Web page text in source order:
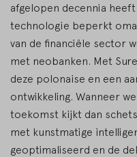
afgelopen decennia
technologie beperkt
van de financiële sector
met neobanken. Met
deze polonaise en een
ontwikkeling. Wanneer
toekomst kijkt dan
met kunstmatige
geoptimaliseerd en de